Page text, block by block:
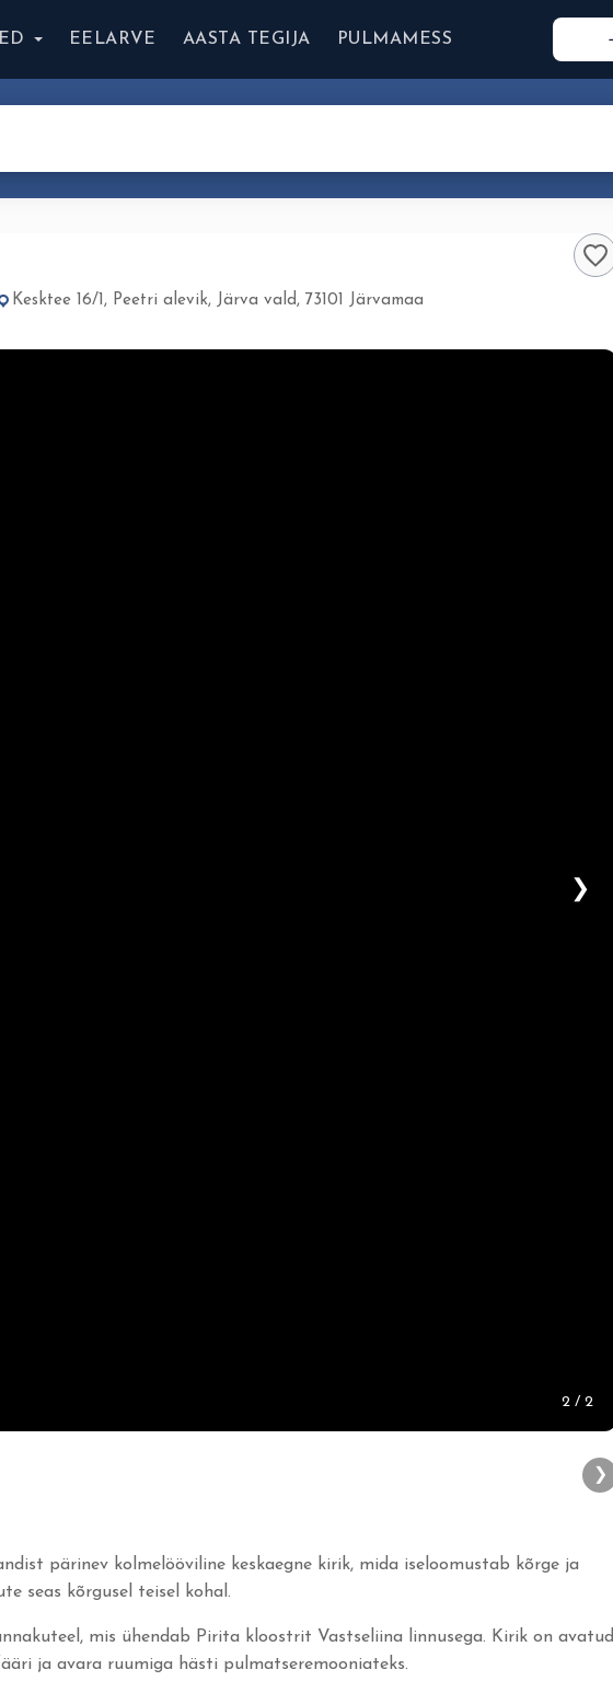
EELARVE AASTA TEGIJA PULMAMESS
Kesktee 16/1, Peetri alevik, Järva vald, 73101 Järvamaa
❯
2 / 2
❯
pärinev kolmelööviline keskaegne kirik, mida iseloomustab kõrge ja
seas kõrgusel teisel kohal.
mis ühendab Pirita kloostrit Vastseliina linnusega. Kirik on avatud
ja avara ruumiga hästi pulmatseremooniateks.